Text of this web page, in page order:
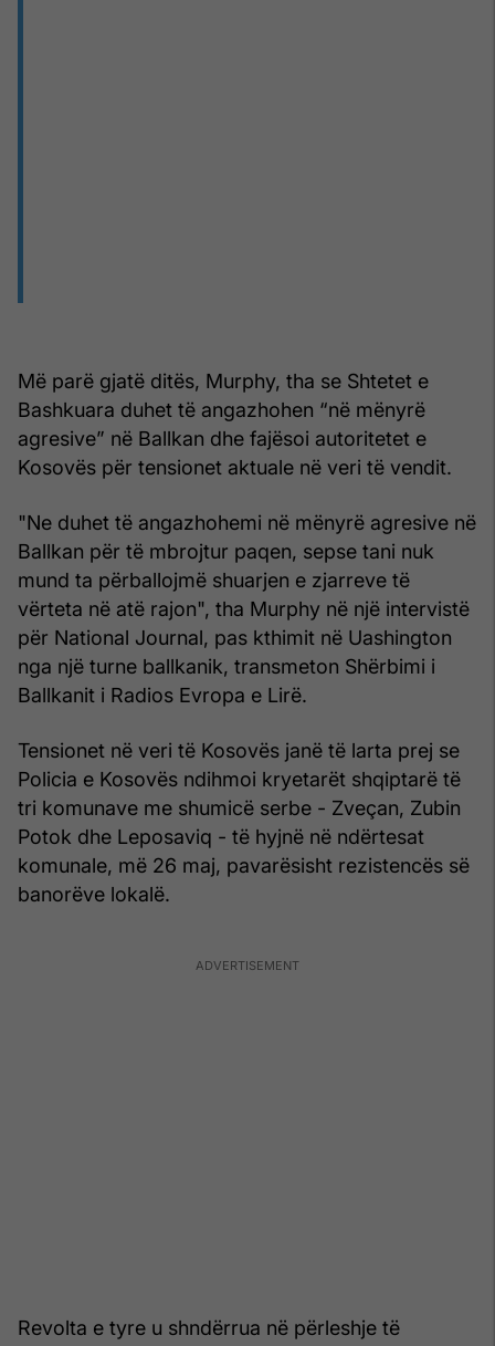
Më parë gjatë ditës, Murphy, tha se Shtetet e
Bashkuara duhet të angazhohen “në mënyrë
agresive” në Ballkan dhe fajësoi autoritetet e
Kosovës për tensionet aktuale në veri të vendit.
"Ne duhet të angazhohemi në mënyrë agresive në
Ballkan për të mbrojtur paqen, sepse tani nuk
mund ta përballojmë shuarjen e zjarreve të
vërteta në atë rajon", tha Murphy në një intervistë
për National Journal, pas kthimit në Uashington
nga një turne ballkanik, transmeton Shërbimi i
Ballkanit i Radios Evropa e Lirë.
Tensionet në veri të Kosovës janë të larta prej se
Policia e Kosovës ndihmoi kryetarët shqiptarë të
tri komunave me shumicë serbe - Zveçan, Zubin
Potok dhe Leposaviq - të hyjnë në ndërtesat
komunale, më 26 maj, pavarësisht rezistencës së
banorëve lokalë.
Revolta e tyre u shndërrua në përleshje të